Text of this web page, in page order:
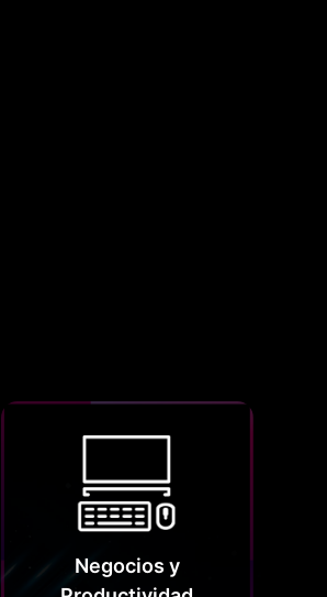
Negocios y